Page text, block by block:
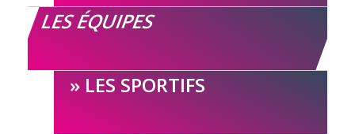
LES ÉQUIPES
LES SPORTIFS